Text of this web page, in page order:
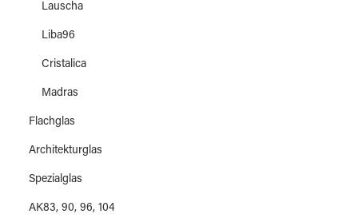
Lauscha
Liba96
Cristalica
Madras
Flachglas
Architekturglas
Spezialglas
AK83, 90, 96, 104